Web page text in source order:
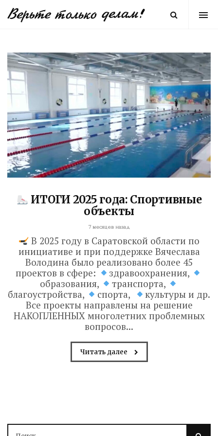
ИТОГИ 2025 года: Спортивные
объекты
7 месяцев назад
В 2025 году в Саратовской области по
инициативе и при поддержке Вячеслава
Володина было реализовано более 45
проектов в сфере:
здравоохранения,
образования,
транспорта,
благоустройства,
спорта,
культуры и др.
Все проекты направлены на решение
НАКОПЛЕННЫХ многолетних проблемных
вопросов...
Читать далее